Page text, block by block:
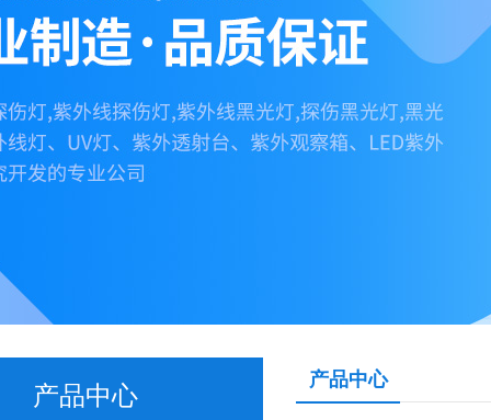
产品中心
产品中心